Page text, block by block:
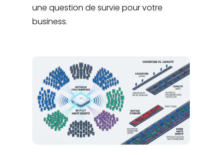
une question de survie pour votre
business.